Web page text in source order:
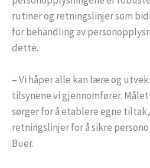
rutiner og retningslinjer som
for behandling av
dette.
– Vi håper alle kan lære og
tilsynene vi gjennomfører.
sørger for å etablere egne
retningslinjer for å sikre
Buer.